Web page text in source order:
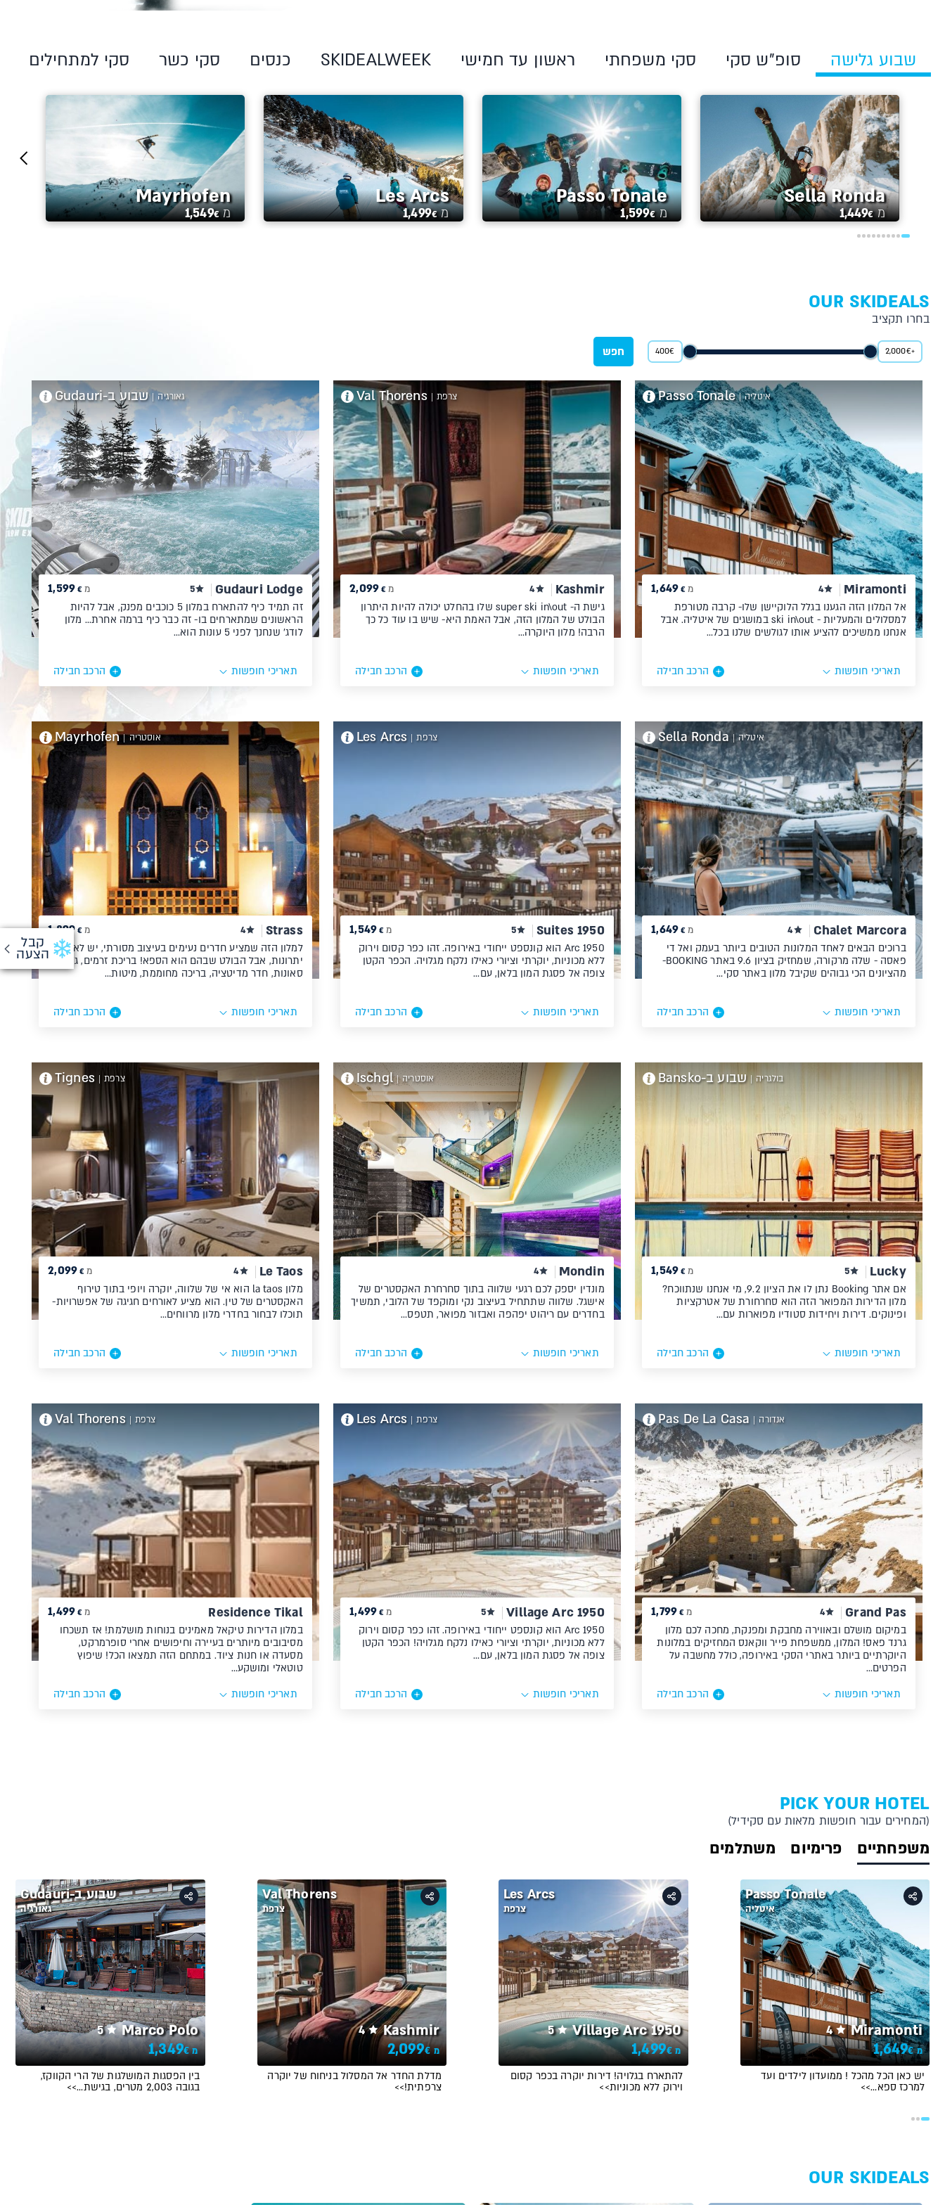
קבל
הצעה
שבוע גלישה סופ"ש סקי סקי משפחתי ראשון עד חמישי SKIDEALWEEK כנסים סקי כשר סקי למתחילים
Sella Ronda
מ 1,449€
Passo Tonale
מ 1,599€
Les Arcs
מ 1,499€
Mayrhofen
מ 1,549€
OUR SKIDEALS
בחרו תקציב
+
€
2,000
€
400 חפש
Passo Tonale | איטליה
Miramonti
4 מ 1,649 €
אל המלון הזה הגענו בגלל הלוקיישן שלו- קרבה מטורפת
למסלולים והמעליות - ski in\out במושגים של איטליה. אבל
אנחנו ממשיכים להציע אותו לגולשים שלנו בכל…
תאריכי חופשות הרכב חבילה
Val Thorens | צרפת
Kashmir
4 מ 2,099 €
גישת ה- super ski in\out שלו בהחלט יכולה להיות היתרון
הבולט של המלון הזה, אבל האמת היא- שיש בו עוד כל כך
הרבה! מלון היוקרה…
תאריכי חופשות הרכב חבילה
שבוע ב-Gudauri | גאורגיה
Gudauri Lodge
5 מ 1,599 €
זה תמיד כיף להתארח במלון 5 כוכבים מפנק, אבל להיות
הראשונים שמתארחים בו- זה כבר כיף ברמה אחרת... מלון
לודג' שנחנך לפני 5 עונות הוא…
תאריכי חופשות הרכב חבילה
Sella Ronda | איטליה
Chalet Marcora
4 מ 1,649 €
ברוכים הבאים לאחד המלונות הטובים ביותר בעמק ואל די
פאסה - שלה מרקורה, שמחזיק בציון 9.6 באתר BOOKING-
מהציונים הכי גבוהים שקיבל מלון באתר סקי…
תאריכי חופשות הרכב חבילה
Les Arcs | צרפת
Suites 1950
5 מ 1,549 €
Arc 1950 הוא קונספט ייחודי באירופה. זהו כפר קסום וירוק
ללא מכוניות, יוקרתי וציורי כאילו נלקח מגלויה. הכפר הקטן
צופה אל פסגת המון בלאן, עם…
תאריכי חופשות הרכב חבילה
Mayrhofen | אוסטריה
Strass
4 מ 1,899 €
למלון הזה שמציע חדרים נעימים בעיצוב מסורתי, יש לא מעט
יתרונות, אבל הבולט שבהם הוא הספא! בריכת זרמים, ג'קוזי,
סאונות, חדר מדיטציה, בריכה מחוממת, מיטות…
תאריכי חופשות הרכב חבילה
שבוע ב-Bansko | בולגריה
Lucky
5 מ 1,549 €
אם אתר Booking נתן לו את הציון 9.2, מי אנחנו שנתווכח?
מלון הדירות המפואר הזה הוא סחרחורת של אטרקציות
ופינוקים. דירות ויחידות סטודיו מפוארות עם…
תאריכי חופשות הרכב חבילה
Ischgl | אוסטריה
Mondin
4
מונדין יספק לכם רגעי שלווה בתוך סחרחרת האקסטרים של
אישגל. שלווה שתתחיל בעיצוב נקי ומוקפד של הלובי, תמשיך
בחדרים עם ריהוט יפהפה ואבזור מפואר, תטפס…
תאריכי חופשות הרכב חבילה
Tignes | צרפת
Le Taos
4 מ 2,099 €
מלון la taos הוא אי של שלווה, יוקרה ויופי בתוך טירוף
האקסטרים של טין. הוא מציע לאורחים חגיגה של אפשרויות-
תוכלו לבחור בחדרי מלון מרווחים…
תאריכי חופשות הרכב חבילה
Pas De La Casa | אנדורה
Grand Pas
4 מ 1,799 €
במיקום מושלם ובאווירה מחבקת ומפנקת, מחכה לכם מלון
גרנד פאס! המלון, ממשפחת פייר ווקאנס המחזיקים במלונות
היוקרתיים ביותר באתרי הסקי באירופה, כולל מחשבה על
הפרטים…
תאריכי חופשות
הרכב חבילה
Les Arcs | צרפת
Village Arc 1950
5 מ 1,499 €
Arc 1950 הוא קונספט ייחודי באירופה. זהו כפר קסום וירוק
ללא מכוניות, יוקרתי וציורי כאילו נלקח מגלויה! הכפר הקטן
צופה אל פסגת המון בלאן, עם…
תאריכי חופשות הרכב חבילה
Val Thorens | צרפת
Residence Tikal מ 1,499 €
במלון הדירות טיקאל מאמינים בנוחות מושלמת! אז תשכחו
מסיבובים מיותרים בעיירה וחיפושים אחרי סופרמרקט,
מסעדה או חנות ציוד. במתחם הזה תמצאו הכל! שיפוץ
טוטאלי ומושקע…
תאריכי חופשות
הרכב חבילה
PICK YOUR HOTEL
(המחירים עבור חופשות מלאות עם סקידיל)
משפחתיים פרימיום משתלמים
Miramonti
4
מ 1,649€
Passo Tonale
איטליה
יש כאן הכל מהכל ! ממועדון לילדים ועד
למרכז ספא…>>
Village Arc 1950
5
מ 1,499€
Les Arcs
צרפת
להתארח בגלויה! דירות יוקרה בכפר קסום
וירוק ללא מכוניות>>
Kashmir
4
מ 2,099€
Val Thorens
צרפת
מדלת החדר אל המסלול בניחוח של יוקרה
צרפתית!>>
Marco Polo
5
מ 1,349€
שבוע ב-Gudauri
גאורגיה
בין הפסגות המושלגות של הרי הקווקז,
בגובה 2,003 מטרים, בגישת…>>
OUR SKIDEALS